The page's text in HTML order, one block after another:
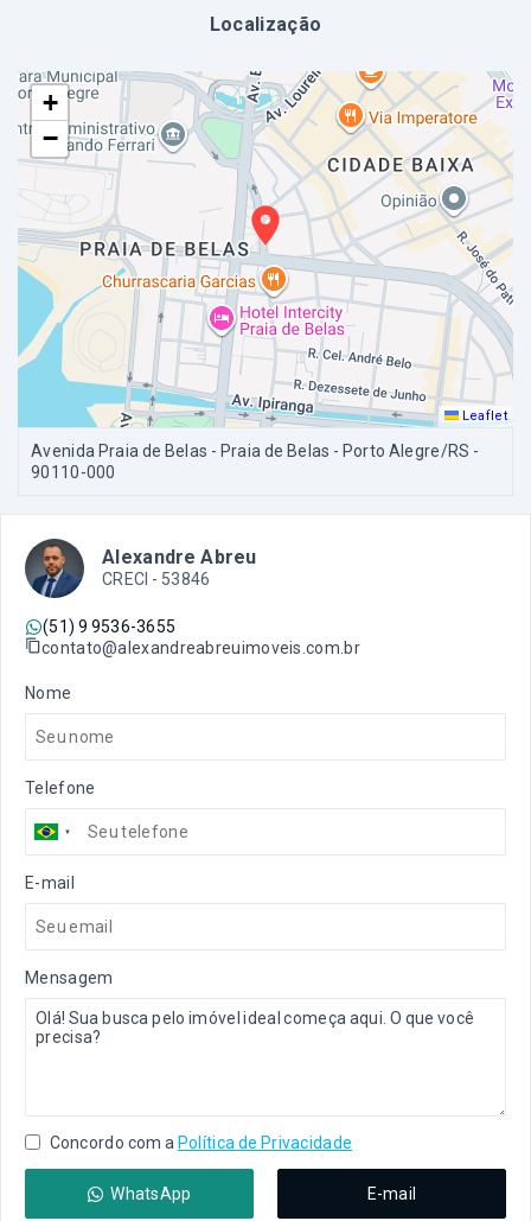
Localização
+
−
Leaflet
Avenida Praia de Belas - Praia de Belas - Porto Alegre/RS -
90110-000
Alexandre Abreu
CRECI - 53846
(51) 9 9536-3655
contato@alexandreabreuimoveis.com.br
Nome
Telefone
E-mail
Mensagem
Concordo com a Política de Privacidade
WhatsApp E-mail